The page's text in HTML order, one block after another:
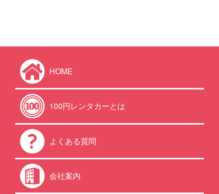
HOME
100円レンタカーとは
よくある質問
会社案内